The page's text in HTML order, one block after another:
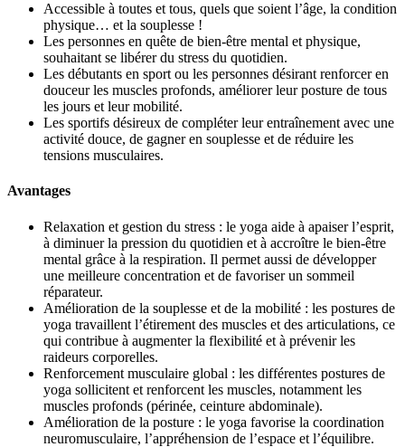
Accessible à toutes et tous, quels que soient l’âge, la condition
physique… et la souplesse !
Les personnes en quête de bien-être mental et physique,
souhaitant se libérer du stress du quotidien.
Les débutants en sport ou les personnes désirant renforcer en
douceur les muscles profonds, améliorer leur posture de tous
les jours et leur mobilité.
Les sportifs désireux de compléter leur entraînement avec une
activité douce, de gagner en souplesse et de réduire les
tensions musculaires.
Avantages
Relaxation et gestion du stress : le yoga aide à apaiser l’esprit,
à diminuer la pression du quotidien et à accroître le bien-être
mental grâce à la respiration. Il permet aussi de développer
une meilleure concentration et de favoriser un sommeil
réparateur.
Amélioration de la souplesse et de la mobilité : les postures de
yoga travaillent l’étirement des muscles et des articulations, ce
qui contribue à augmenter la flexibilité et à prévenir les
raideurs corporelles.
Renforcement musculaire global : les différentes postures de
yoga sollicitent et renforcent les muscles, notamment les
muscles profonds (périnée, ceinture abdominale).
Amélioration de la posture : le yoga favorise la coordination
neuromusculaire, l’appréhension de l’espace et l’équilibre.